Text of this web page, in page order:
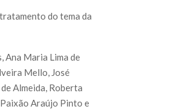
do tema da
Ana Maria Lima de
Mello, José
Almeida, Roberta
Araújo Pinto e